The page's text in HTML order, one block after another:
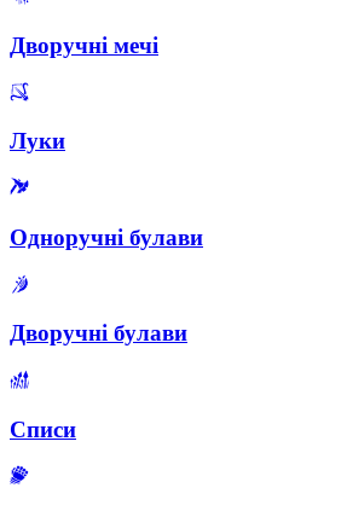
Дворучні мечі
Луки
Одноручні булави
Дворучні булави
Списи